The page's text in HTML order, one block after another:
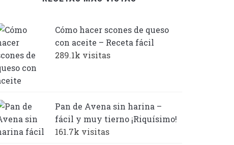
Cómo hacer scones de queso
con aceite – Receta fácil
289.1k visitas
Pan de Avena sin harina –
fácil y muy tierno ¡Riquísimo!
161.7k visitas